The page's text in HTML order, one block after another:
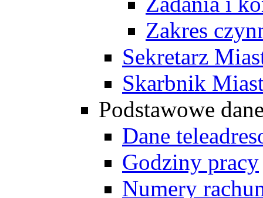
Zakres
Sekretarz
Skarbnik
Podstawowe
Dane
Godziny pracy
Numery